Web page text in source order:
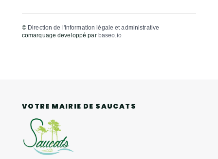
© Direction de l'information légale et administrative
comarquage developpé par baseo.io
VOTRE MAIRIE DE SAUCATS